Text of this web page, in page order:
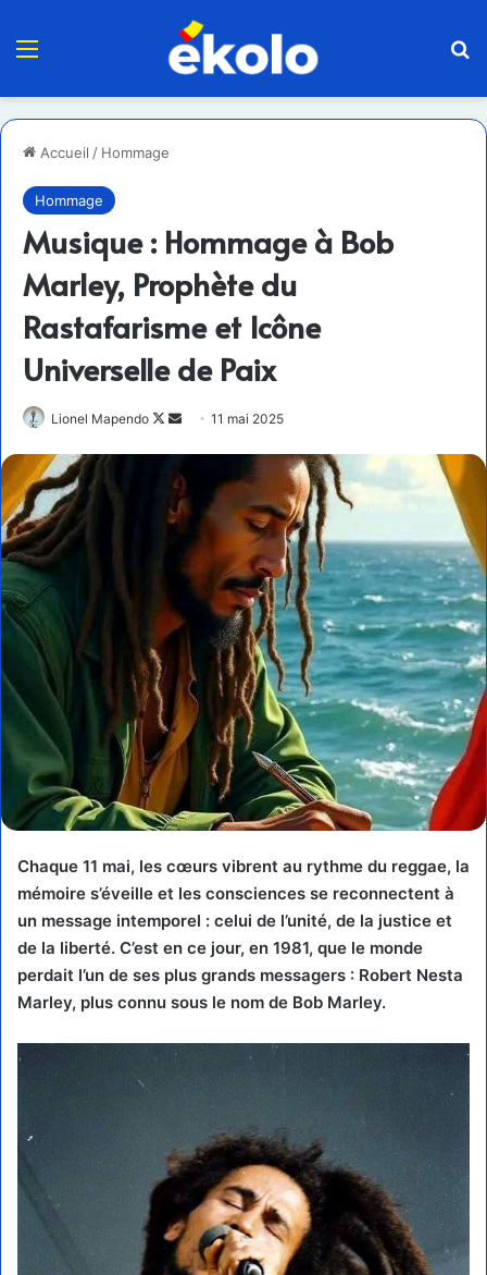
Menu
Accueil / Hommage
Hommage
Musique : Hommage à Bob
Marley, Prophète du
Rastafarisme et Icône
Universelle de Paix
Lionel Mapendo
Follow
Envoyer11 mai 2025
Chaque 11 mai, les cœurs vibrent au rythme du reggae, la
mémoire s’éveille et les consciences se reconnectent à
un message intemporel : celui de l’unité, de la justice et
de la liberté. C’est en ce jour, en 1981, que le monde
perdait l’un de ses plus grands messagers : Robert Nesta
Marley, plus connu sous le nom de Bob Marley.